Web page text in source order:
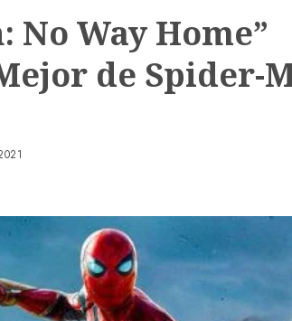
No Way Home”
de Spider-